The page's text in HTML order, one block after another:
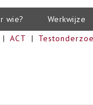
wie? Werkwijze
ACT